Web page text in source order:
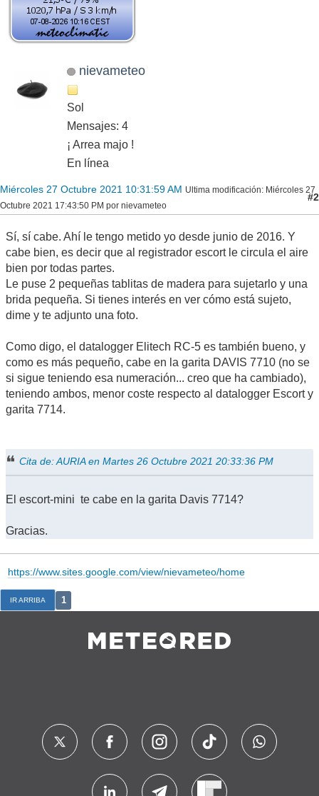
nievameteo
Sol
Mensajes: 4
¡ Arrea majo !
En línea
Miércoles 27 Octubre 2021 10:31:59 AM Ultima modificación: Miércoles 27
Octubre 2021 17:43:50 PM por nievameteo
#2
Sí, sí cabe. Ahí le tengo metido yo desde junio de 2016. Y
cabe bien, es decir que al registrador escort le circula el aire
bien por todas partes.
Le puse 2 pequeñas tablitas de madera para sujetarlo y una
brida pequeña. Si tienes interés en ver cómo está sujeto,
dime y te adjunto una foto.
Como digo, el datalogger Elitech RC-5 es también bueno, y
como es más pequeño, cabe en la garita DAVIS 7710 (no se
si sigue teniendo esa numeración... creo que ha cambiado),
teniendo ambos, menor coste respecto al datalogger Escort y
garita 7714.
Cita de: AURIA en Martes 26 Octubre 2021 20:33:36 PM
El escort-mini te cabe en la garita Davis 7714?
Gracias.
https://www.sites.google.com/view/nievameteo/home
IR ARRIBA 1